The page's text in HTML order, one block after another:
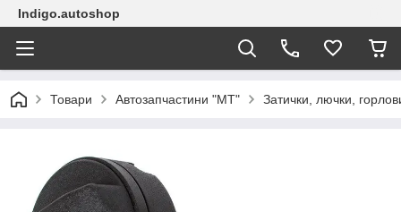
Indigo.autoshop
Товари Автозапчастини "МТ" Затички, лючки,